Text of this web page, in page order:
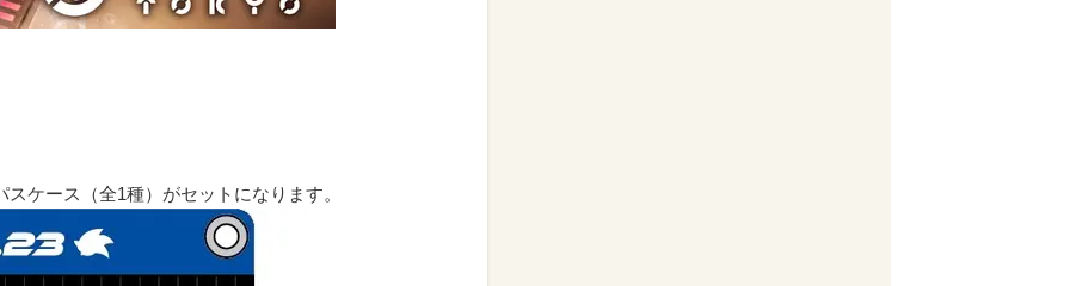
ケース（全1種）がセットになります。